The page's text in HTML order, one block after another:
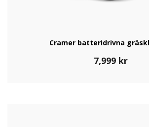
Cramer batteridrivna
7,999 kr